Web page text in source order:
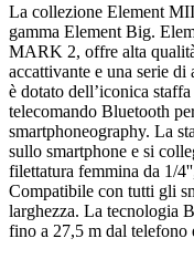
La collezione Element
gamma Element Big.
MARK 2, offre alta
accattivante e una serie di
è dotato dell’iconica
telecomando Bluetooth
smartphoneography. La
sullo smartphone e si
filettatura femmina da 1/
Compatibile con tutti gli
larghezza. La tecnologia
fino a 27,5 m dal telefono